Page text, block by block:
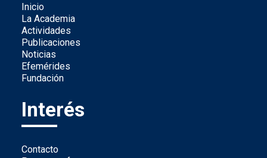
Inicio
La Academia
Actividades
Publicaciones
Noticias
Efemérides
Fundación
Interés
Contacto